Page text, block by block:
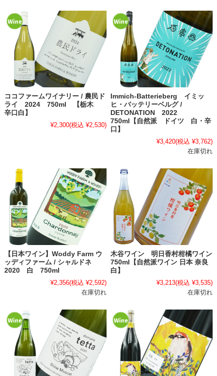
ココファームワイナリー / 農民ド
ライ 2024 750ml 【栃木
辛口白】
¥2,300(税込 ¥2,530)
Immich-Batterieberg イミッ
ヒ・バッテリーベルグ /
DETONATION 2022
750ml【自然派 ドイツ 白・辛
口】
¥3,420(税込 ¥3,762)
在庫切れ
【日本ワイン】Woddy Farm ウ
ッディファーム / シャルドネ
2020 白 750ml
¥2,356(税込 ¥2,592)
在庫切れ
木谷ワイン 明日香村柑橘ワイン
750ml【自然派ワイン 日本 奈良
白】
¥3,213(税込 ¥3,535)
在庫切れ